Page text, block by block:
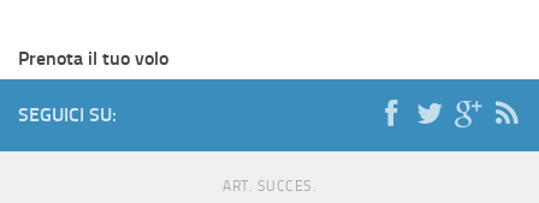
Prenota il tuo volo
SEGUICI SU:
ART. SUCCES.